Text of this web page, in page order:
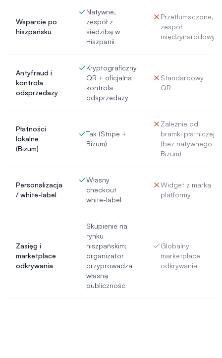
Wsparcie po
hiszpańsku
Natywne,
zespół z
siedzibą w
Hiszpanii
Przetłumaczone,
zespół
międzynarodowy
Antyfraud i
kontrola
odsprzedaży
Kryptograficzny
QR + oficjalna
kontrola
odsprzedaży
Standardowy
QR
Płatności
lokalne
(Bizum)
Tak (Stripe +
Bizum)
Zależnie od
bramki płatniczej
(bez natywnego
Bizum)
Personalizacja
/ white-label
Własny
checkout
white-label
Widget z marką
platformy
Zasięg i
marketplace
odkrywania
Skupienie na
rynku
hiszpańskim;
organizator
przyprowadza
własną
publiczność
Globalny
marketplace
odkrywania